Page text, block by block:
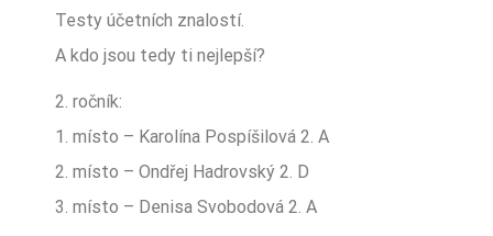
Testy účetních znalostí.
A kdo jsou tedy ti nejlepší?
2. ročník:
1. místo – Karolína Pospíšilová 2. A
2. místo – Ondřej Hadrovský 2. D
3. místo – Denisa Svobodová 2. A